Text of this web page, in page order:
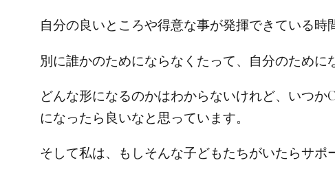
自分の良いところや得意な事が発揮できている
別に誰かのためにならなくたって、自分のために
どんな形になるのかはわからないけれど、いつ
になったら良いなと思っています。
そして私は、もしそんな子どもたちがいたらサポ